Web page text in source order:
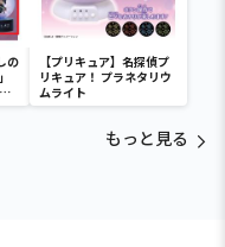
の
【プリキュア】名探偵プ
リキュア！ プラネタリウ
ムライト
もっと見る